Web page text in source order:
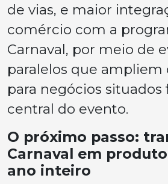
de vias, e maior
comércio com a
Carnaval, por meio de
paralelos que ampliem
para negócios situados
central do evento.
O próximo passo:
Carnaval em
ano inteiro